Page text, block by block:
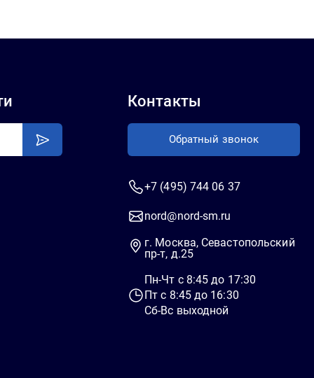
Контакты
Обратный звонок
+7 (495) 744 06 37
nord@nord-sm.ru
г. Москва, Севастопольский
пр-т, д.25
Пн-Чт c 8:45 до 17:30
Пт c 8:45 до 16:30
Сб-Вс выходной